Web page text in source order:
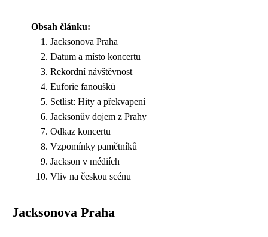
Obsah článku:
Jacksonova Praha
Datum a místo koncertu
Rekordní návštěvnost
Euforie fanoušků
Setlist: Hity a překvapení
Jacksonův dojem z Prahy
Odkaz koncertu
Vzpomínky pamětníků
Jackson v médiích
Vliv na českou scénu
Jacksonova Praha